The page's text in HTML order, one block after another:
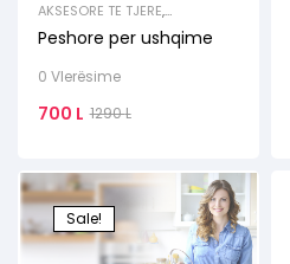
AKSESORE TE TJERE,
ELEKTROSHTEPIAKE TE VOGLA
Peshore per ushqime
0 Vlerësime
1290L
700 L
Sale!